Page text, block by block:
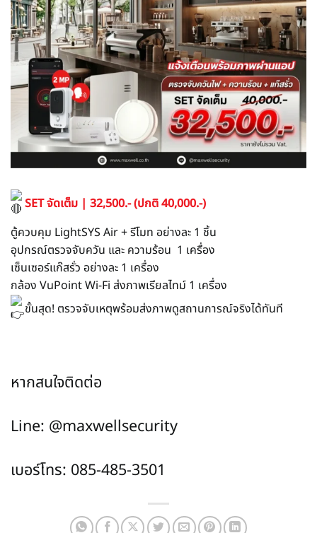
SET จัดเต็ม | 32,500.- (ปกติ 40,000.-)
ตู้ควบคุม LightSYS Air + รีโมท อย่างละ 1 ชิ้น
อุปกรณ์ตรวจจับควัน และ ความร้อน 1 เครื่อง
เซ็นเซอร์แก๊สรั่ว อย่างละ 1 เครื่อง
กล้อง VuPoint Wi-Fi ส่งภาพเรียลไทม์ 1 เครื่อง
ขั้นสุด! ตรวจจับเหตุพร้อมส่งภาพดูสถานการณ์จริงได้ทันที
หากสนใจติดต่อ
Line: @maxwellsecurity
เบอร์โทร: 085-485-3501